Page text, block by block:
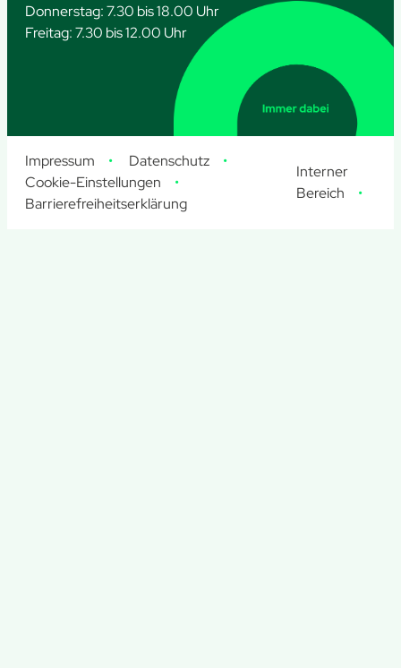
Donnerstag: 7.30 bis 18.00 Uhr
Freitag: 7.30 bis 12.00 Uhr
Impressum
Datenschutz
Cookie-Einstellungen
Barrierefreiheitserklärung
Interner
Bereich